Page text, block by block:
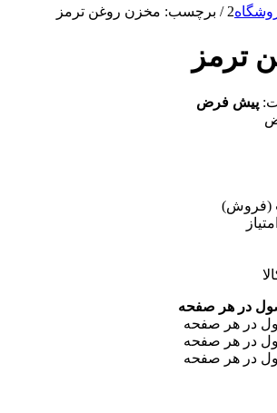
2
/ برچسب: مخزن روغن ترمز
ترمز
پیش فرض
(فروش)